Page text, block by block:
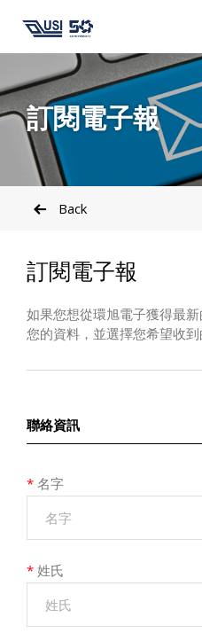
訂閱電子報
Back
訂閱電子報
如果您想從環旭電子獲得最
您的資料，並選擇您希望收到
聯絡資訊
* 名字
* 姓氏